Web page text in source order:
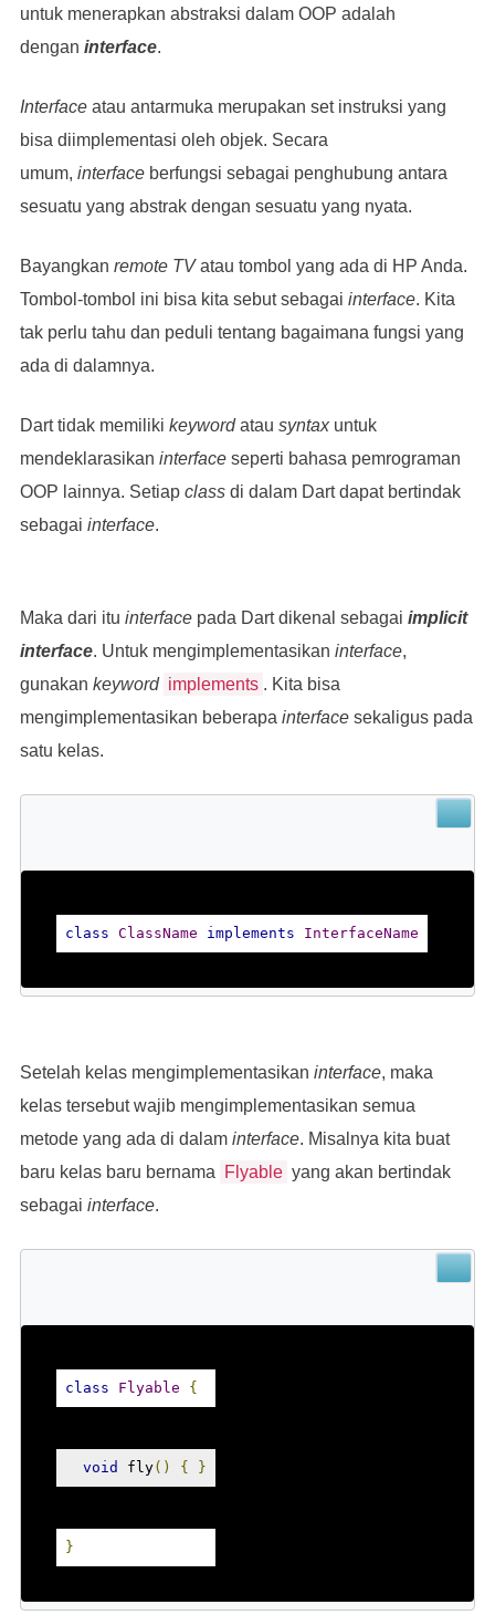
untuk menerapkan abstraksi dalam OOP adalah
dengan interface.
Interfaceatau antarmuka merupakan set instruksi yang
bisa diimplementasi oleh objek. Secara
umum, interfaceberfungsi sebagai penghubung antara
sesuatu yang abstrak dengan sesuatu yang nyata.
Bayangkan remote TVatau tombol yang ada di HP Anda.
Tombol-tombol ini bisa kita sebut sebagai interface. Kita
tak perlu tahu dan peduli tentang bagaimana fungsi yang
ada di dalamnya.
Dart tidak memiliki keywordatau syntaxuntuk
mendeklarasikan interfaceseperti bahasa pemrograman
OOP lainnya. Setiap classdi dalam Dart dapat bertindak
sebagai interface.
Maka dari itu interfacepada Dart dikenal sebagai implicit
interface. Untuk mengimplementasikan interface,
gunakan keyword implements . Kita bisa
mengimplementasikan beberapa interfacesekaligus pada
satu kelas.
class ClassName implements InterfaceName
Setelah kelas mengimplementasikan interface, maka
kelas tersebut wajib mengimplementasikan semua
metode yang ada di dalam interface. Misalnya kita buat
baru kelas baru bernama
Flyable yang akan bertindak
sebagai interface.
class Flyable {
void fly() { }
}